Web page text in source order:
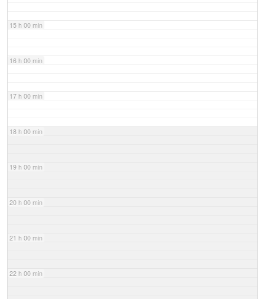
15 h 00 min
16 h 00 min
17 h 00 min
18 h 00 min
19 h 00 min
20 h 00 min
21 h 00 min
22 h 00 min